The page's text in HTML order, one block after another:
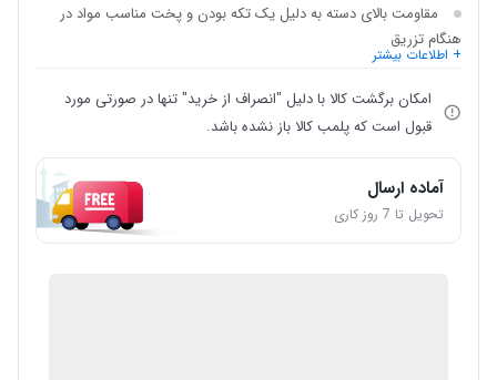
مقاومت بالای دسته به دلیل یک تکه بودن و پخت مناسب مواد در
هنگام تزریق
+ اطلاعات بیشتر
امکان برگشت کالا با دلیل "انصراف از خرید" تنها در صورتی مورد
قبول است که پلمب کالا باز نشده باشد.
آماده ارسال
تحویل تا 7 روز کاری